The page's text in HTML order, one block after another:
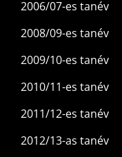
2006/07-es tanév
2008/09-es tanév
2009/10-es tanév
2010/11-es tanév
2011/12-es tanév
2012/13-as tanév